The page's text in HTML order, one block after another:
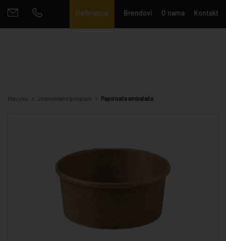
Reference Brendovi O nama Kontakt
Mayoko Jednokratni program Papirnata ambalaža